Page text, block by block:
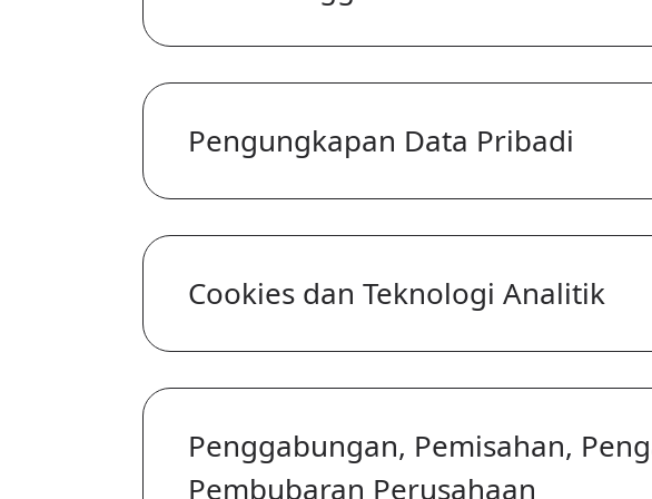
Pengungkapan Data Pribadi
Cookies dan Teknologi Analitik
Penggabungan, Pemisahan,
Pembubaran Perusahaan